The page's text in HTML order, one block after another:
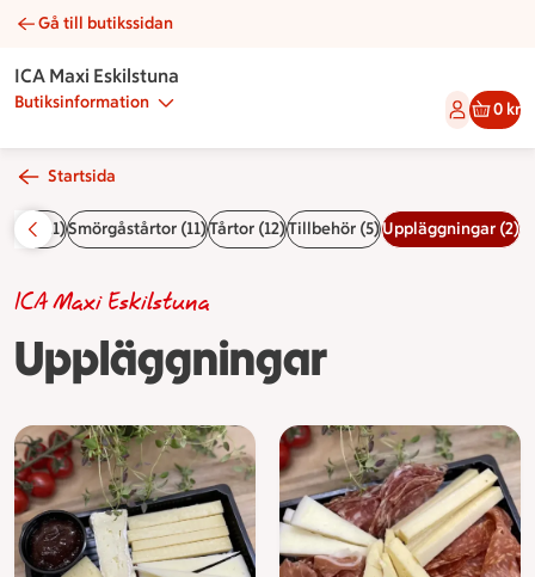
Uppläggningar | Catering ICA Maxi Eskilstuna
Gå till butikssidan
ICA Maxi Eskilstuna
Butiksinformation 0 kr
Startsida
(11)Smörgåstårtor (11)Tårtor (12)Tillbehör (5)Uppläggningar (2)
Uppläggningar
ICA Maxi Eskilstuna